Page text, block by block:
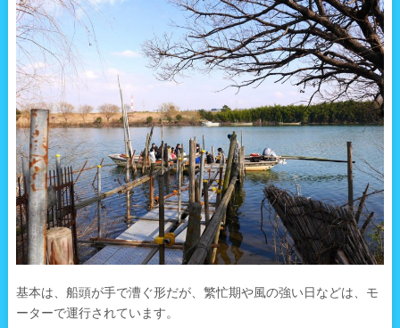
基本は、船頭が手で漕ぐ形だが、繁忙期や風の強い日などは、モ
ーターで運行されています。